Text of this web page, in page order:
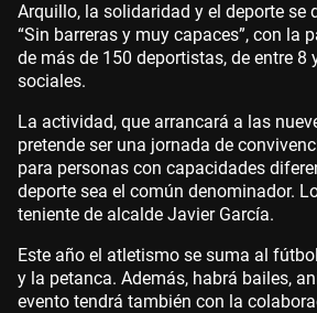
Arquillo, la solidaridad y el deporte se
“Sin barreras y muy capaces”, con la
de más de 150 deportistas, de entre 8
sociales.
La actividad, que arrancará a las
pretende ser una jornada de
para personas con capacidades
deporte sea el común denominador.
teniente de alcalde Javier García.
Este año el atletismo se suma al
y la petanca. Además, habrá bailes,
evento tendrá también con la